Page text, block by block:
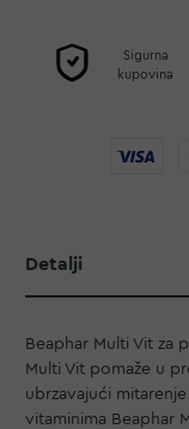
Sigurna
kupovina
Detalji
Beaphar Multi Vit za
Multi Vit pomaže u
ubrzavajući
vitaminima Beaphar